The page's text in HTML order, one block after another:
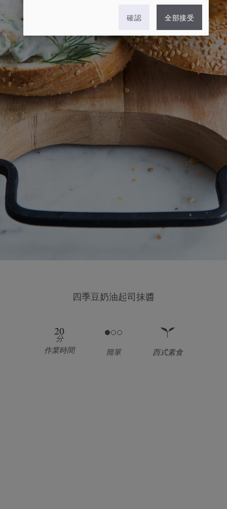
確認 全部接受
四季豆奶油起司抹醬
20
分
作業時間
簡單 西式素食